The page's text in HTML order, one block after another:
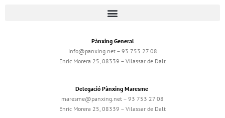
Pànxing General
info@panxing.net – 93 753 27 08
Enric Morera 25, 08339 – Vilassar de Dalt
Delegació Pànxing Maresme
maresme@panxing.net – 93 753 27 08
Enric Morera 25, 08339 – Vilassar de Dalt